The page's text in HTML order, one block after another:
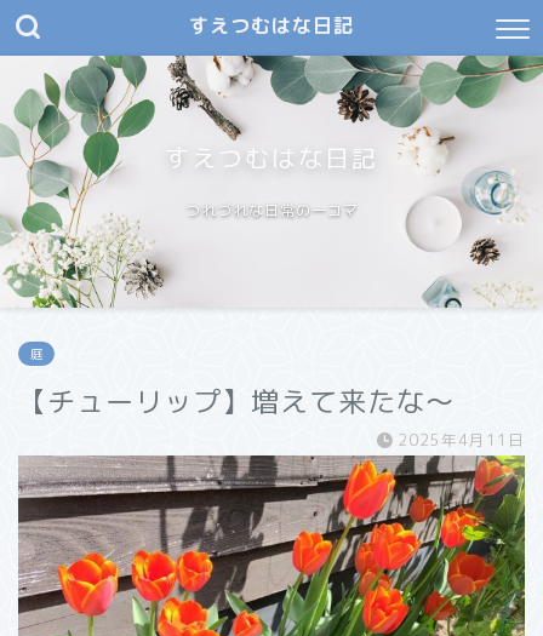
すえつむはな日記
すえつむはな日記
つれづれな日常の一コマ
庭
【チューリップ】増えて来たな～
2025年4月11日